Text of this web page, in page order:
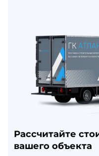
Рассчитайте
вашего объекта